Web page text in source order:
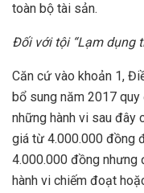
toàn bộ tài sản.
Đối với tội “Lạm dụng
Căn cứ vào khoản 1,
bổ sung năm 2017
những hành vi sau đây
giá từ 4.000.000 đồng
4.000.000 đồng nhưng
hành vi chiếm đoạt